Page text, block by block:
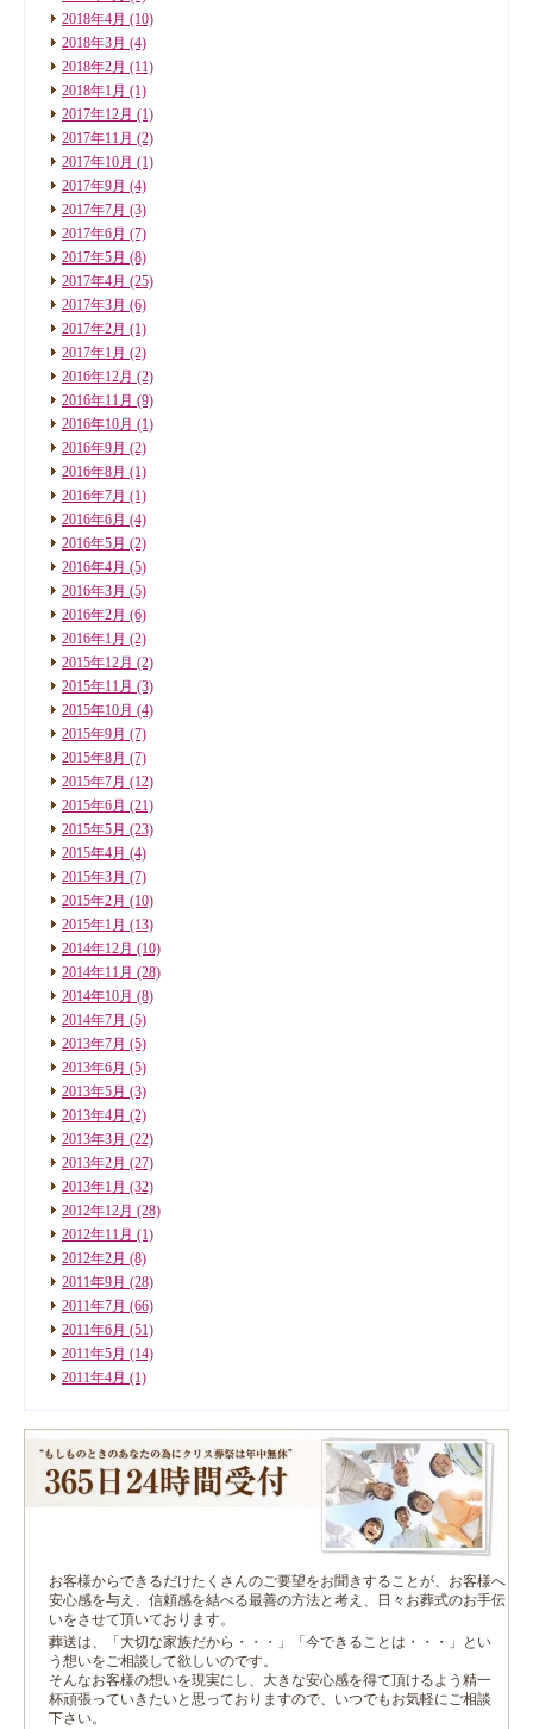
2018年4月 (10)
2018年3月 (4)
2018年2月 (11)
2018年1月 (1)
2017年12月 (1)
2017年11月 (2)
2017年10月 (1)
2017年9月 (4)
2017年7月 (3)
2017年6月 (7)
2017年5月 (8)
2017年4月 (25)
2017年3月 (6)
2017年2月 (1)
2017年1月 (2)
2016年12月 (2)
2016年11月 (9)
2016年10月 (1)
2016年9月 (2)
2016年8月 (1)
2016年7月 (1)
2016年6月 (4)
2016年5月 (2)
2016年4月 (5)
2016年3月 (5)
2016年2月 (6)
2016年1月 (2)
2015年12月 (2)
2015年11月 (3)
2015年10月 (4)
2015年9月 (7)
2015年8月 (7)
2015年7月 (12)
2015年6月 (21)
2015年5月 (23)
2015年4月 (4)
2015年3月 (7)
2015年2月 (10)
2015年1月 (13)
2014年12月 (10)
2014年11月 (28)
2014年10月 (8)
2014年7月 (5)
2013年7月 (5)
2013年6月 (5)
2013年5月 (3)
2013年4月 (2)
2013年3月 (22)
2013年2月 (27)
2013年1月 (32)
2012年12月 (28)
2012年11月 (1)
2012年2月 (8)
2011年9月 (28)
2011年7月 (66)
2011年6月 (51)
2011年5月 (14)
2011年4月 (1)
お客様からできるだけたくさんのご要望をお聞きすることが、お客様へ
安心感を与え、信頼感を結べる最善の方法と考え、日々お葬式のお手伝
いをさせて頂いております。
葬送は、「大切な家族だから・・・」「今できることは・・・」とい
う想いをご相談して欲しいのです。
そんなお客様の想いを現実にし、大きな安心感を得て頂けるよう精一
杯頑張っていきたいと思っておりますので、いつでもお気軽にご相談
下さい。